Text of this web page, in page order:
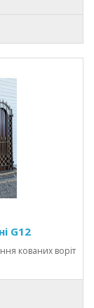
G12
кованих воріт